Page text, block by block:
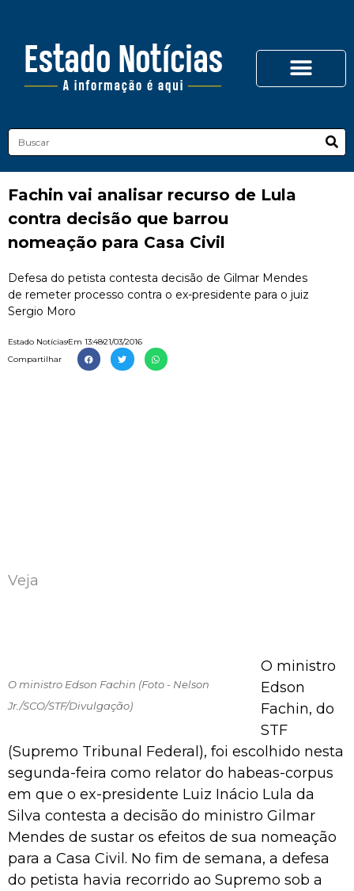
Fachin vai analisar recurso de Lula
contra decisão que barrou
nomeação para Casa Civil
Defesa do petista contesta decisão de Gilmar Mendes
de remeter processo contra o ex-presidente para o juiz
Sergio Moro
Estado NotíciasEm 13:4821/03/2016
Compartilhar
Veja
O ministro Edson Fachin (Foto - Nelson
Jr./SCO/STF/Divulgação)
O ministro
Edson
Fachin, do
STF
(Supremo Tribunal Federal), foi escolhido nesta
segunda-feira como relator do habeas-corpus
em que o ex-presidente Luiz Inácio Lula da
Silva contesta a decisão do ministro Gilmar
Mendes de sustar os efeitos de sua nomeação
para a Casa Civil. No fim de semana, a defesa
do petista havia recorrido ao Supremo sob a